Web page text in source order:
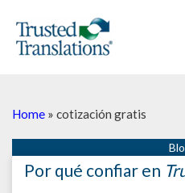
Home » cotización gratis
Por qué confiar en